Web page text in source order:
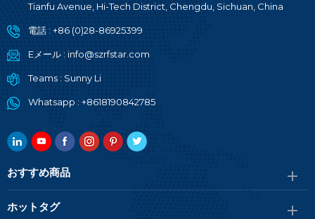
Tianfu Avenue, Hi-Tech District, Chengdu, Sichuan, China
電話 : +86 (0)28-86925399
Eメール : info@szrfstar.com
Teams : Sunny Li
Whatsapp : +8618190842785
おすすめ商品
ホットタグ